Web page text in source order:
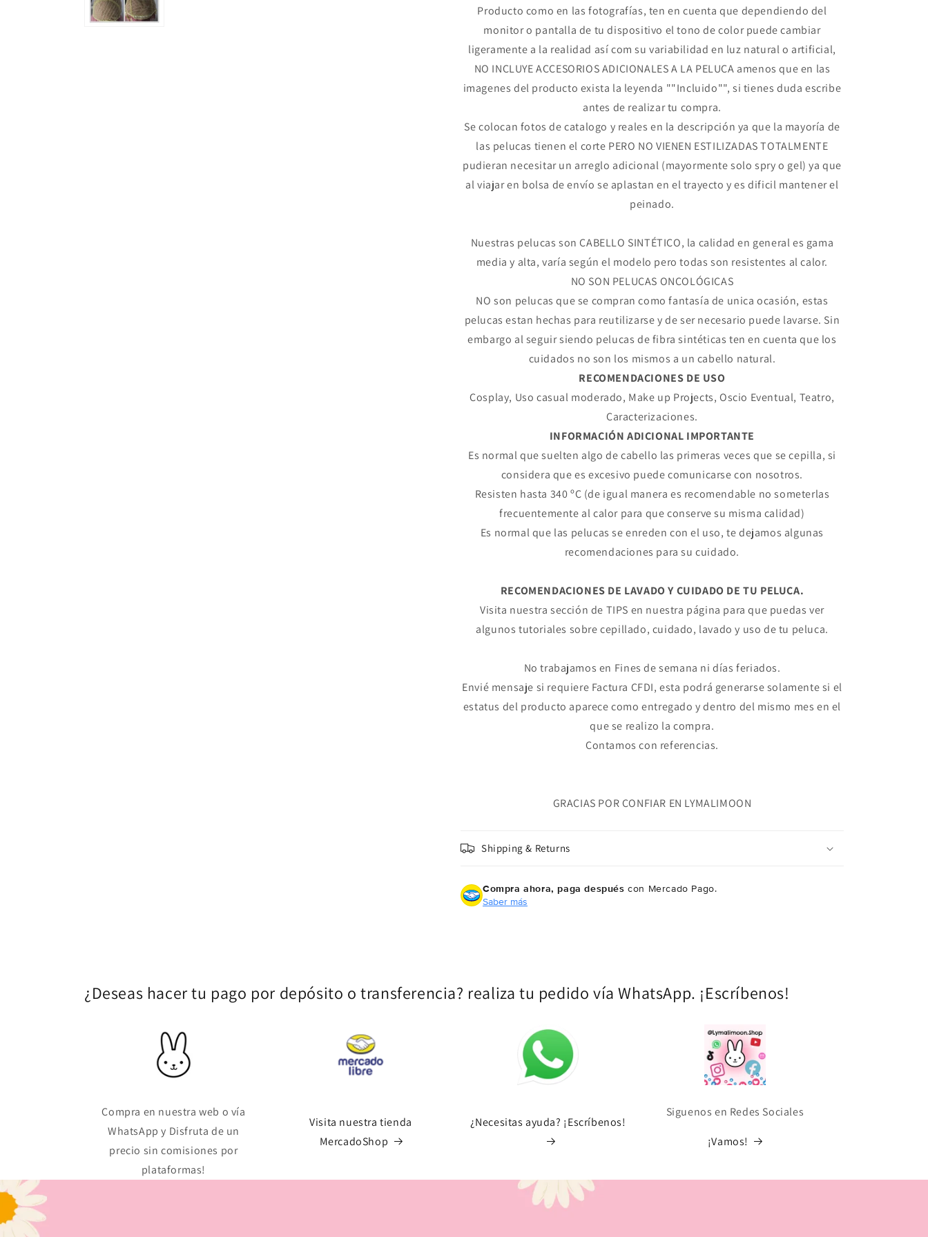
Producto como en las fotografías, ten en cuenta que dependiendo del
monitor o pantalla de tu dispositivo el tono de color puede cambiar
ligeramente a la realidad así com su variabilidad en luz natural o artificial,
NO INCLUYE ACCESORIOS ADICIONALES A LA PELUCA amenos que en las
imagenes del producto exista la leyenda ""Incluido"", si tienes duda escribe
antes de realizar tu compra.
Se colocan fotos de catalogo y reales en la descripción ya que la mayoría de
las pelucas tienen el corte PERO NO VIENEN ESTILIZADAS TOTALMENTE
pudieran necesitar un arreglo adicional (mayormente solo spry o gel) ya que
al viajar en bolsa de envío se aplastan en el trayecto y es dificil mantener el
peinado.
Nuestras pelucas son CABELLO SINTÉTICO, la calidad en general es gama
media y alta, varía según el modelo pero todas son resistentes al calor.
NO SON PELUCAS ONCOLÓGICAS
NO son pelucas que se compran como fantasía de unica ocasión, estas
pelucas estan hechas para reutilizarse y de ser necesario puede lavarse. Sin
embargo al seguir siendo pelucas de fibra sintéticas ten en cuenta que los
cuidados no son los mismos a un cabello natural.
RECOMENDACIONES DE USO
Cosplay, Uso casual moderado, Make up Projects, Oscio Eventual, Teatro,
Caracterizaciones.
INFORMACIÓN ADICIONAL IMPORTANTE
Es normal que suelten algo de cabello las primeras veces que se cepilla, si
considera que es excesivo puede comunicarse con nosotros.
Resisten hasta 340 ºC (de igual manera es recomendable no someterlas
frecuentemente al calor para que conserve su misma calidad)
Es normal que las pelucas se enreden con el uso, te dejamos algunas
recomendaciones para su cuidado.
RECOMENDACIONES DE LAVADO Y CUIDADO DE TU PELUCA.
Visita nuestra sección de TIPS en nuestra página para que puedas ver
algunos tutoriales sobre cepillado, cuidado, lavado y uso de tu peluca.
No trabajamos en Fines de semana ni días feriados.
Envié mensaje si requiere Factura CFDI, esta podrá generarse solamente si el
estatus del producto aparece como entregado y dentro del mismo mes en el
que se realizo la compra.
Contamos con referencias.
GRACIAS POR CONFIAR EN LYMALIMOON
Shipping & Returns
Compra ahora, paga después con Mercado Pago.
Saber más
¿Deseas hacer tu pago por depósito o transferencia? realiza tu pedido vía WhatsApp. ¡Escríbenos!
Compra en nuestra web o vía
WhatsApp y Disfruta de un
precio sin comisiones por
plataformas!
Visita nuestra tienda
MercadoShop
¿Necesitas ayuda? ¡Escríbenos!
Siguenos en Redes Sociales
¡Vamos!
Compra ahora y paga a meses sin
Agrega tu producto al carrito y elige pagar con
En tu cuenta de Mercado Pago,elige la
Crédito sujeto a aprobación.